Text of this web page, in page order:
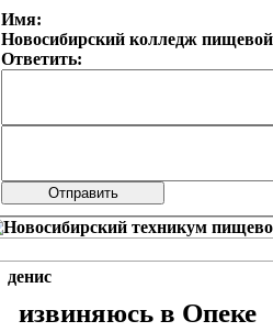
Имя:
Новосибирский колледж
Ответить:
денис
извиняюсь в Опеке